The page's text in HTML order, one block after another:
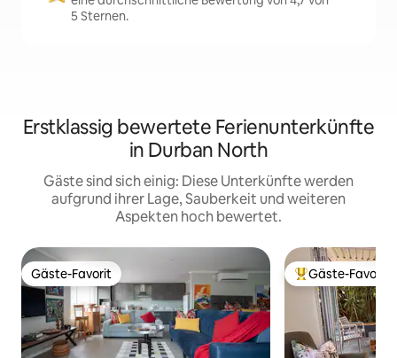
5 Sternen.
Erstklassig bewertete Ferienunterkünfte
in Durban North
Gäste sind sich einig: Diese Unterkünfte werden
aufgrund ihrer Lage, Sauberkeit und weiteren
Aspekten hoch bewertet.
Gäste-Favorit
Gäste-Favorit Beliebter Gäste-
Gäste-Favorit